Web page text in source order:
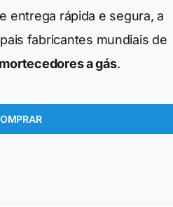
entrega rápida e segura, a
fabricantes mundiais de
a gás.